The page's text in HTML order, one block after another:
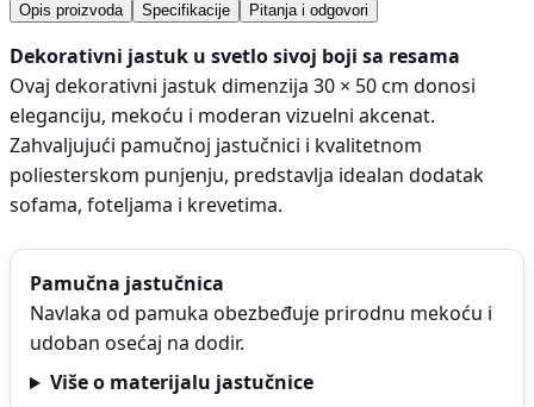
Opis proizvoda Specifikacije Pitanja i odgovori
Dekorativni jastuk u svetlo sivoj boji sa resama
Ovaj dekorativni jastuk dimenzija 30 × 50 cm donosi
eleganciju, mekoću i moderan vizuelni akcenat.
Zahvaljujući pamučnoj jastučnici i kvalitetnom
poliesterskom punjenju, predstavlja idealan dodatak
sofama, foteljama i krevetima.
Pamučna jastučnica
Navlaka od pamuka obezbeđuje prirodnu mekoću i
udoban osećaj na dodir.
Više o materijalu jastučnice